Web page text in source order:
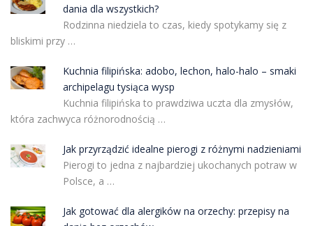
dania dla wszystkich?
Rodzinna niedziela to czas, kiedy spotykamy się z
bliskimi przy …
Kuchnia filipińska: adobo, lechon, halo-halo – smaki
archipelagu tysiąca wysp
Kuchnia filipińska to prawdziwa uczta dla zmysłów,
która zachwyca różnorodnością …
Jak przyrządzić idealne pierogi z różnymi nadzieniami
Pierogi to jedna z najbardziej ukochanych potraw w
Polsce, a …
Jak gotować dla alergików na orzechy: przepisy na